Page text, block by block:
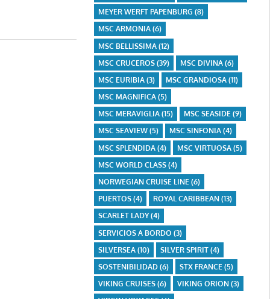
MEYER WERFT PAPENBURG (8)
MSC ARMONIA(6)
MSC BELLISSIMA(12)
MSC CRUCEROS(39) MSC DIVINA(6)
MSC EURIBIA(3) MSC GRANDIOSA(11)
MSC MAGNIFICA(5)
MSC MERAVIGLIA(15) MSC SEASIDE(9)
MSC SEAVIEW(5) MSC SINFONIA(4)
MSC SPLENDIDA(4) MSC VIRTUOSA(5)
MSC WORLD CLASS(4)
NORWEGIAN CRUISE LINE(6)
PUERTOS(4) ROYAL CARIBBEAN(13)
SCARLET LADY(4)
SERVICIOS A BORDO (3)
SILVERSEA(10) SILVER SPIRIT(4)
SOSTENIBILIDAD(6) STX FRANCE (5)
VIKING CRUISES(6) VIKING ORION(3)